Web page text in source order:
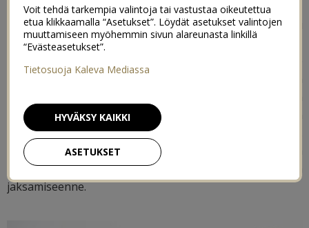
Olen aiemminkin kirjoittanut blogissani
henkivakuutusasioista yhteistyössä nimenomaan Henki-
olemaan ihanammassa arjessa ja jaksamisessa. Päätin
todistaa että vauvavuosi voi olla myös hyvinvoinnin
vuosi, kun muistaa kiinnittää huomiota oikeisiin asioihin.
Samalla haluan haastaa teidätkin voimaan paremmin ja
kiinnittämään enemmän huomiota itseenne, arkeenne ja
jaksamiseenne.
Voit tehdä tarkempia valintoja tai vastustaa oikeutettua
etua klikkaamalla “Asetukset”. Löydät asetukset valintojen
muuttamiseen myöhemmin sivun alareunasta linkillä
“Evästeasetukset”.
Tietosuoja Kaleva Mediassa
ASETUKSET
HYVÄKSY KAIKKI